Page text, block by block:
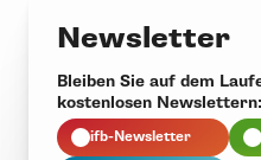
Newsletter
Bleiben Sie auf dem
kostenlosen Newslettern:
ifb-Newsletter